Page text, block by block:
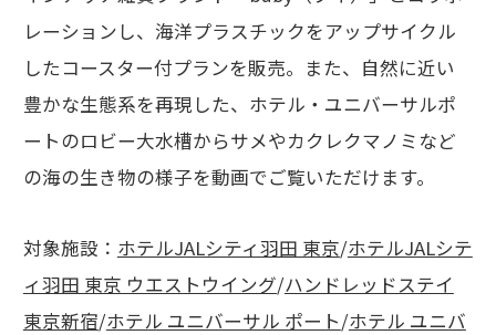
レーションし、海洋プラスチックをアップサイクル
したコースター付プランを販売。また、自然に近い
豊かな生態系を再現した、ホテル・ユニバーサルポ
ートのロビー大水槽からサメやカクレクマノミなど
の海の生き物の様子を動画でご覧いただけます。
対象施設： ホテルJALシティ羽田 東京/ホテルJALシテ
ィ羽田 東京 ウエストウイング/ハンドレッドステイ
東京新宿/ホテル ユニバーサル ポート/ホテル ユニバ